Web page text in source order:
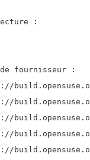
:
fournisseur :